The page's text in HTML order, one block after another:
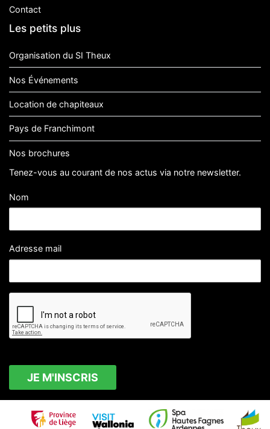
Contact
Les petits plus
Organisation du SI Theux
Nos Événements
Location de chapiteaux
Pays de Franchimont
Nos brochures
Tenez-vous au courant de nos actus via notre newsletter.
Nom
Adresse mail